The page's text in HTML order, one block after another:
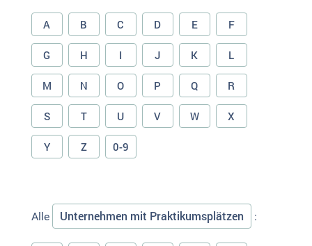
A B C D E F
G H I J K L
M N O P Q R
S T U V W X
Y Z 0-9
Alle Unternehmen mit Praktikumsplätzen :